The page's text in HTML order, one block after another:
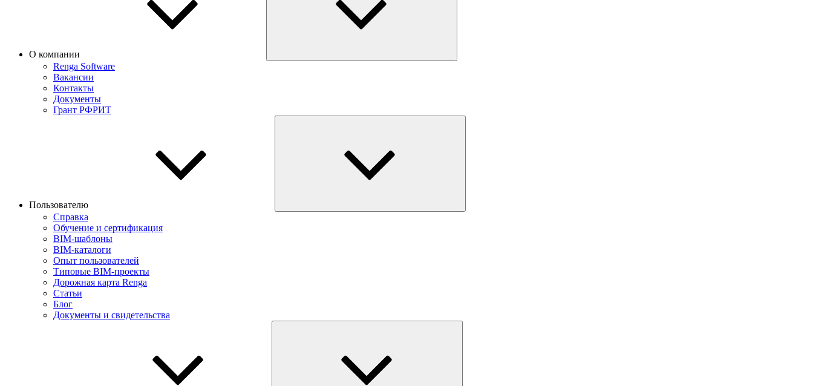
О компании
Renga Software
Вакансии
Контакты
Документы
Грант РФРИТ
Пользователю
Справка
Обучение и сертификация
BIM-шаблоны
BIM-каталоги
Опыт пользователей
Типовые BIM-проекты
Дорожная карта Renga
Статьи
Блог
Документы и свидетельства